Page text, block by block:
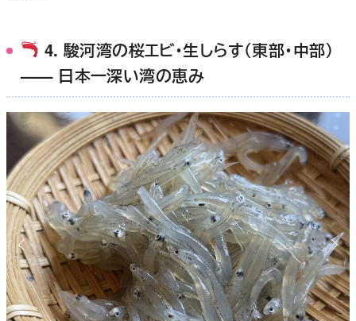
4. 駿河湾の桜エビ・生しらす（東部・中部）
—— 日本一深い湾の恵み